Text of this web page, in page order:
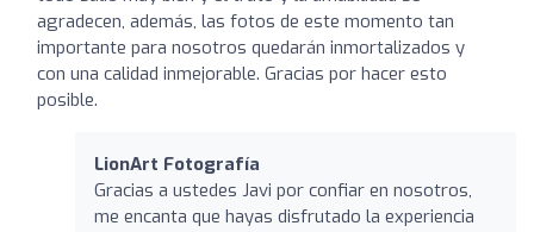
agradecen, además, las fotos de este momento tan
importante para nosotros quedarán inmortalizados y
con una calidad inmejorable. Gracias por hacer esto
posible.
LionArt Fotografía
Gracias a ustedes Javi por confiar en nosotros,
me encanta que hayas disfrutado la experiencia